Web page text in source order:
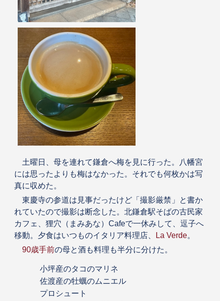
土曜日、母を連れて鎌倉へ梅を見に行った。八幡宮
には思ったよりも梅はなかった。それでも何枚かは写
真に収めた。
東慶寺の参道は見事だったけど「撮影厳禁」と書か
れていたので撮影は断念した。北鎌倉駅そばの古民家
カフェ、狸穴（まみあな）Cafeで一休みして、逗子へ
移動。夕食はいつものイタリア料理店、
La Verde。
90歳手前の母と酒も料理も半分に分けた。
小坪産のタコのマリネ
佐渡産の牡蠣のムニエル
プロシュート